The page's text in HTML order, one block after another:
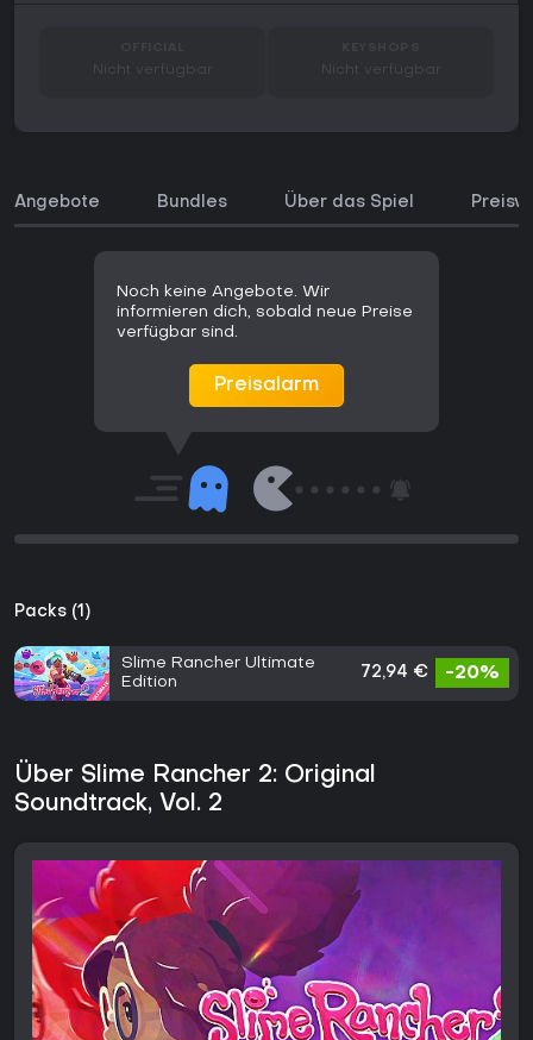
Nicht verfügbar Nicht verfügbar
Angebote Bundles Über das Spiel
Noch keine Angebote. Wir
informieren dich, sobald neue Preise
verfügbar sind.
Preisalarm
Packs (1)
Slime Rancher Ultimate
Edition
72,94 € -20%
Über Slime Rancher 2: Original
Soundtrack, Vol. 2